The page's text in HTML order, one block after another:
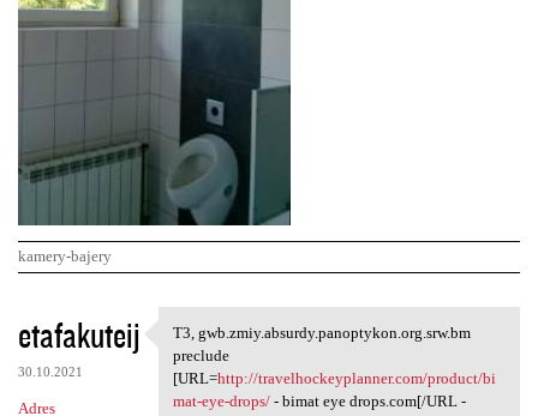
kamery-bajery
K
o
m
etafakuteij
30.10.2021
Adres
T3, gwb.zmiy.absurdy
T3, gwb.zmiy.absurdy.panoptykon.org.srw.bm
preclude
[URL=http://travelhockeyplanner.com/product/bi
mat-eye-drops/- bimat eye drops.com[/URL -